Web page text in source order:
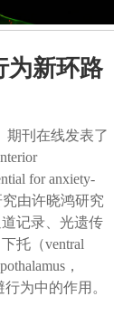
为新环路
期刊在线发表了
for anxiety-
究由许晓鸿研究
记录、光遗传
托（ventral
，
为中的作用。